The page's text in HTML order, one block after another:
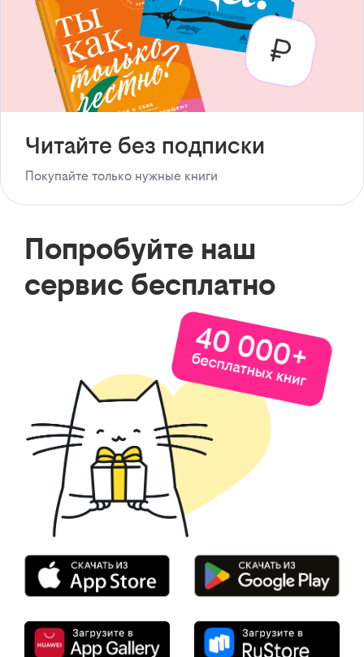
Читайте без подписки
Покупайте только нужные книги
Попробуйте наш
сервис бесплатно